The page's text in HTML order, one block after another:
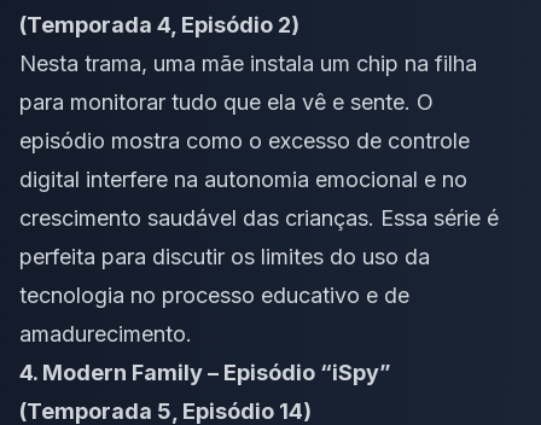
(Temporada 4, Episódio 2)
Nesta trama, uma mãe instala um chip na filha
para monitorar tudo que ela vê e sente. O
episódio mostra como o excesso de controle
digital interfere na autonomia emocional e no
crescimento saudável das crianças. Essa série é
perfeita para discutir os limites do uso da
tecnologia no processo educativo e de
amadurecimento.
4. Modern Family – Episódio “iSpy”
(Temporada 5, Episódio 14)